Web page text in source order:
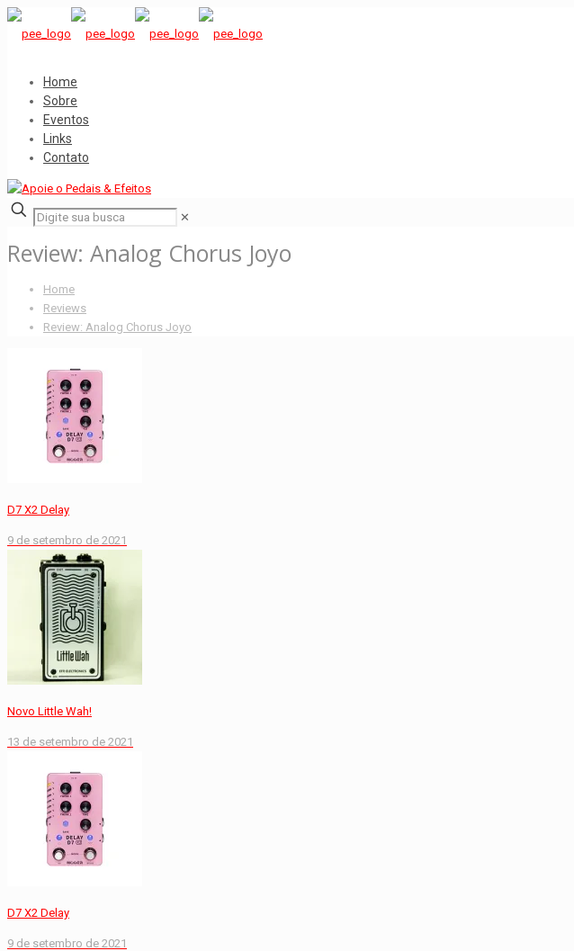
Home
Sobre
Eventos
Links
Contato
✕
Review: Analog Chorus Joyo
Home
Reviews
Review: Analog Chorus Joyo
D7 X2 Delay
9 de setembro de 2021
Novo Little Wah!
13 de setembro de 2021
D7 X2 Delay
9 de setembro de 2021